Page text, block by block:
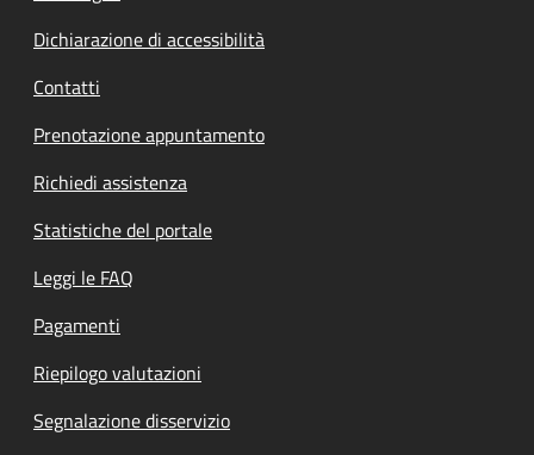
Dichiarazione di accessibilità
Contatti
Prenotazione appuntamento
Richiedi assistenza
Statistiche del portale
Leggi le FAQ
Pagamenti
Riepilogo valutazioni
Segnalazione disservizio